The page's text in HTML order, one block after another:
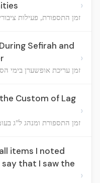
זמן התספורת, פעילות
›
Sefirah and
זמן עריכת אופשערן בימי
›
Custom of Lag
זמן התספורת ומנהג ל"ג
›
items I noted
that I saw the
›